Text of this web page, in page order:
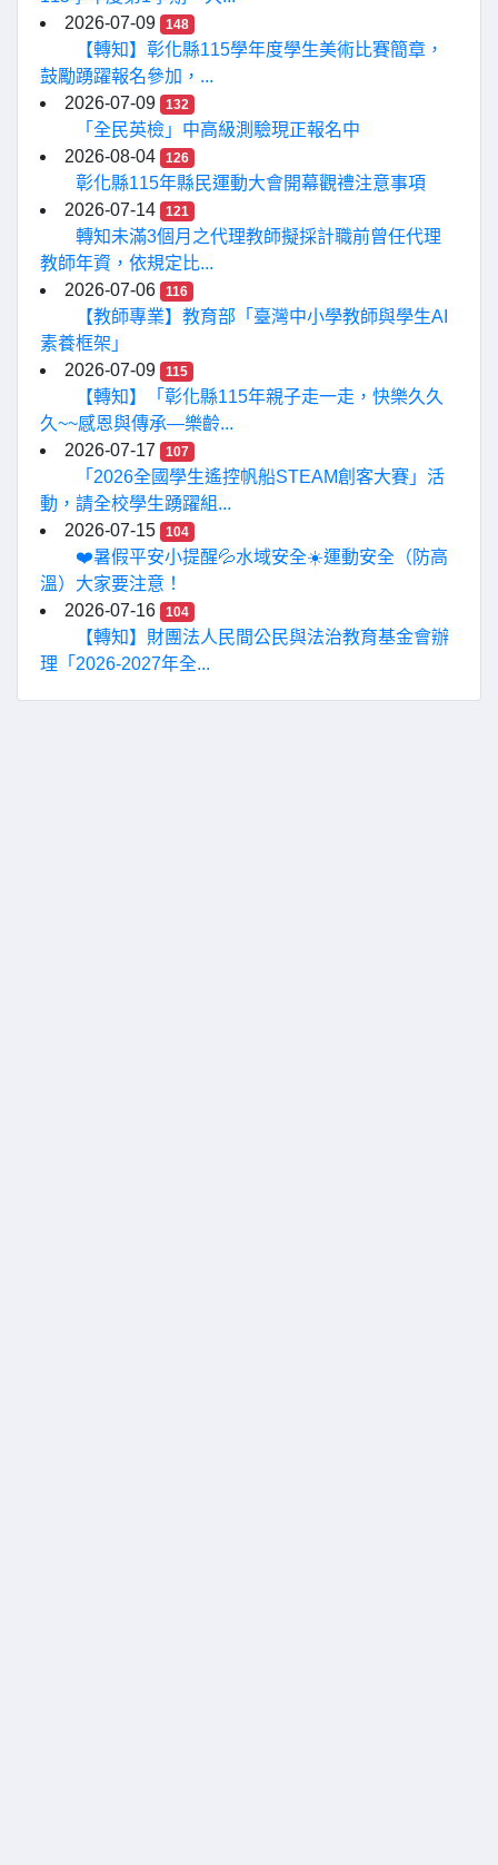
2026-07-09
148
【轉知】彰化縣115學年度學生美術比賽簡章，
鼓勵踴躍報名參加，...
2026-07-09
132
「全民英檢」中高級測驗現正報名中
2026-08-04
126
彰化縣115年縣民運動大會開幕觀禮注意事項
2026-07-14
121
轉知未滿3個月之代理教師擬採計職前曾任代理
教師年資，依規定比...
2026-07-06
116
【教師專業】教育部「臺灣中小學教師與學生AI
素養框架」
2026-07-09
115
【轉知】「彰化縣115年親子走一走，快樂久久
久~~感恩與傳承—樂齡...
2026-07-17
107
「2026全國學生遙控帆船STEAM創客大賽」活
動，請全校學生踴躍組...
2026-07-15
104
❤️暑假平安小提醒💦水域安全☀️運動安全（防高
溫）大家要注意！
2026-07-16
104
【轉知】財團法人民間公民與法治教育基金會辦
理「2026-2027年全...